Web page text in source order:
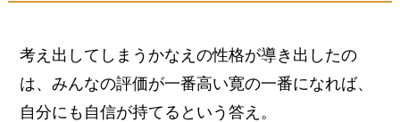
考え出してしまうかなえの性格が導き出したの
は、みんなの評価が一番高い寛の一番になれば、
自分にも自信が持てるという答え。